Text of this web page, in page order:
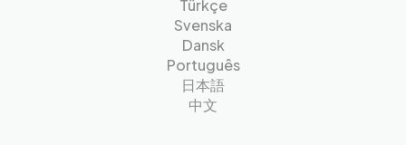
Türkçe
Svenska
Dansk
Português
日本語
中文